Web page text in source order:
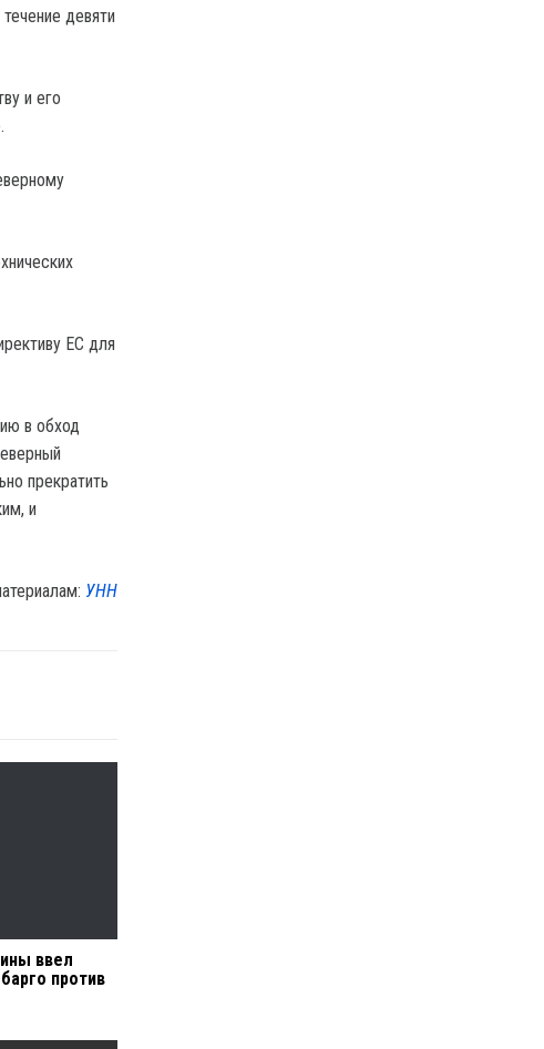
девяти
и его
ЕС для
в обход
прекратить
и
УНН
ввел
против